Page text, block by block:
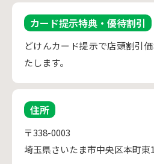
カード提示特典・優待割引
どけんカード提示で店頭割引
たします。
住所
〒338-0003
埼玉県さいたま市中央区本町東